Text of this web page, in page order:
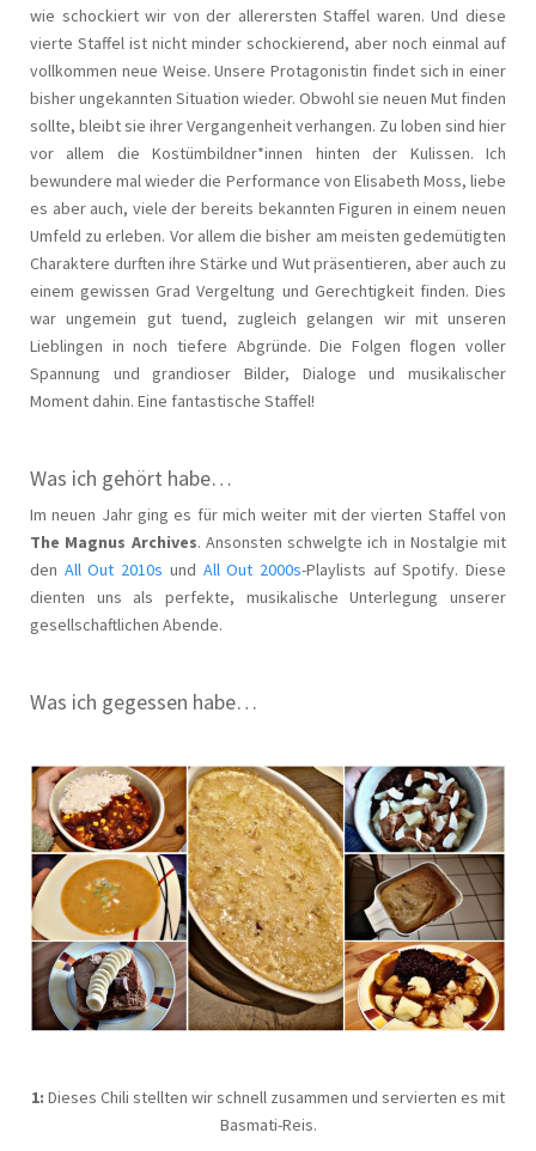
wie schockiert wir von der allerersten Staffel waren. Und diese
vierte Staffel ist nicht minder schockierend, aber noch einmal auf
vollkommen neue Weise. Unsere Protagonistin findet sich in einer
bisher ungekannten Situation wieder. Obwohl sie neuen Mut finden
sollte, bleibt sie ihrer Vergangenheit verhangen. Zu loben sind hier
vor allem die Kostümbildner*innen hinten der Kulissen. Ich
bewundere mal wieder die Performance von Elisabeth Moss, liebe
es aber auch, viele der bereits bekannten Figuren in einem neuen
Umfeld zu erleben. Vor allem die bisher am meisten gedemütigten
Charaktere durften ihre Stärke und Wut präsentieren, aber auch zu
einem gewissen Grad Vergeltung und Gerechtigkeit finden. Dies
war ungemein gut tuend, zugleich gelangen wir mit unseren
Lieblingen in noch tiefere Abgründe. Die Folgen flogen voller
Spannung und grandioser Bilder, Dialoge und musikalischer
Moment dahin. Eine fantastische Staffel!
Was ich gehört habe…
Im neuen Jahr ging es für mich weiter mit der vierten Staffel von
The Magnus Archives. Ansonsten schwelgte ich in Nostalgie mit
den All Out 2010s und All Out 2000s-Playlists auf Spotify. Diese
dienten uns als perfekte, musikalische Unterlegung unserer
gesellschaftlichen Abende.
Was ich gegessen habe…
1: Dieses Chili stellten wir schnell zusammen und servierten es mit
Basmati-Reis.